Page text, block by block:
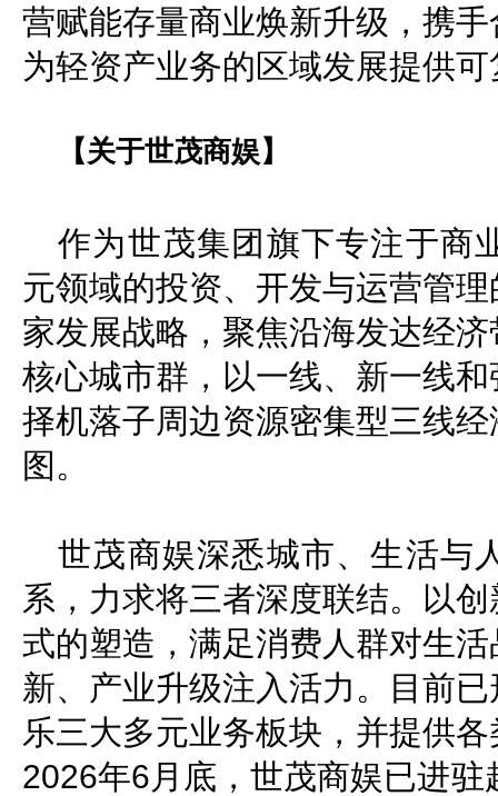
营赋能存量商业焕新升级，携
为轻资产业务的区域发展提供
【关于世茂商娱】
作为世茂集团旗下专注于商
元领域的投资、开发与运营管
家发展战略，聚焦沿海发达经
核心城市群，以一线、新一线
择机落子周边资源密集型三线
图。
世茂商娱深悉城市、生活与
系，力求将三者深度联结。以
式的塑造，满足消费人群对生
新、产业升级注入活力。目前
乐三大多元业务板块，并提供
2026年6月底，世茂商娱已进